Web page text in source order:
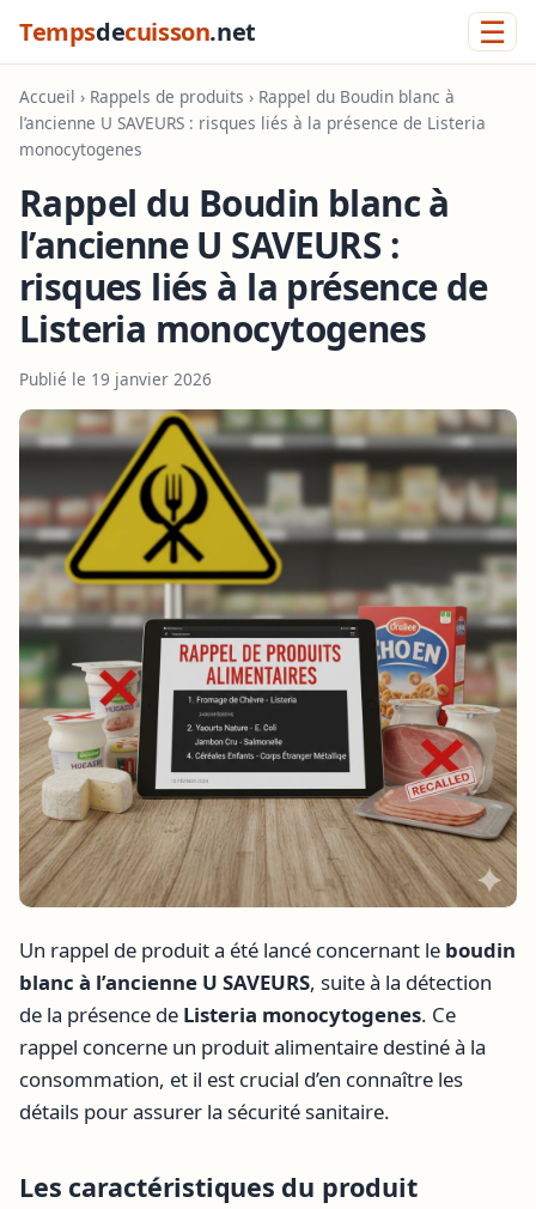
Tempsdecuisson.net ☰
Accueil › Rappels de produits › Rappel du Boudin blanc à
l’ancienne U SAVEURS : risques liés à la présence de Listeria
monocytogenes
Rappel du Boudin blanc à
l’ancienne U SAVEURS :
risques liés à la présence de
Listeria monocytogenes
Publié le 19 janvier 2026
Un rappel de produit a été lancé concernant le boudin
blanc à l’ancienne U SAVEURS, suite à la détection
de la présence de Listeria monocytogenes. Ce
rappel concerne un produit alimentaire destiné à la
consommation, et il est crucial d’en connaître les
détails pour assurer la sécurité sanitaire.
Les caractéristiques du produit